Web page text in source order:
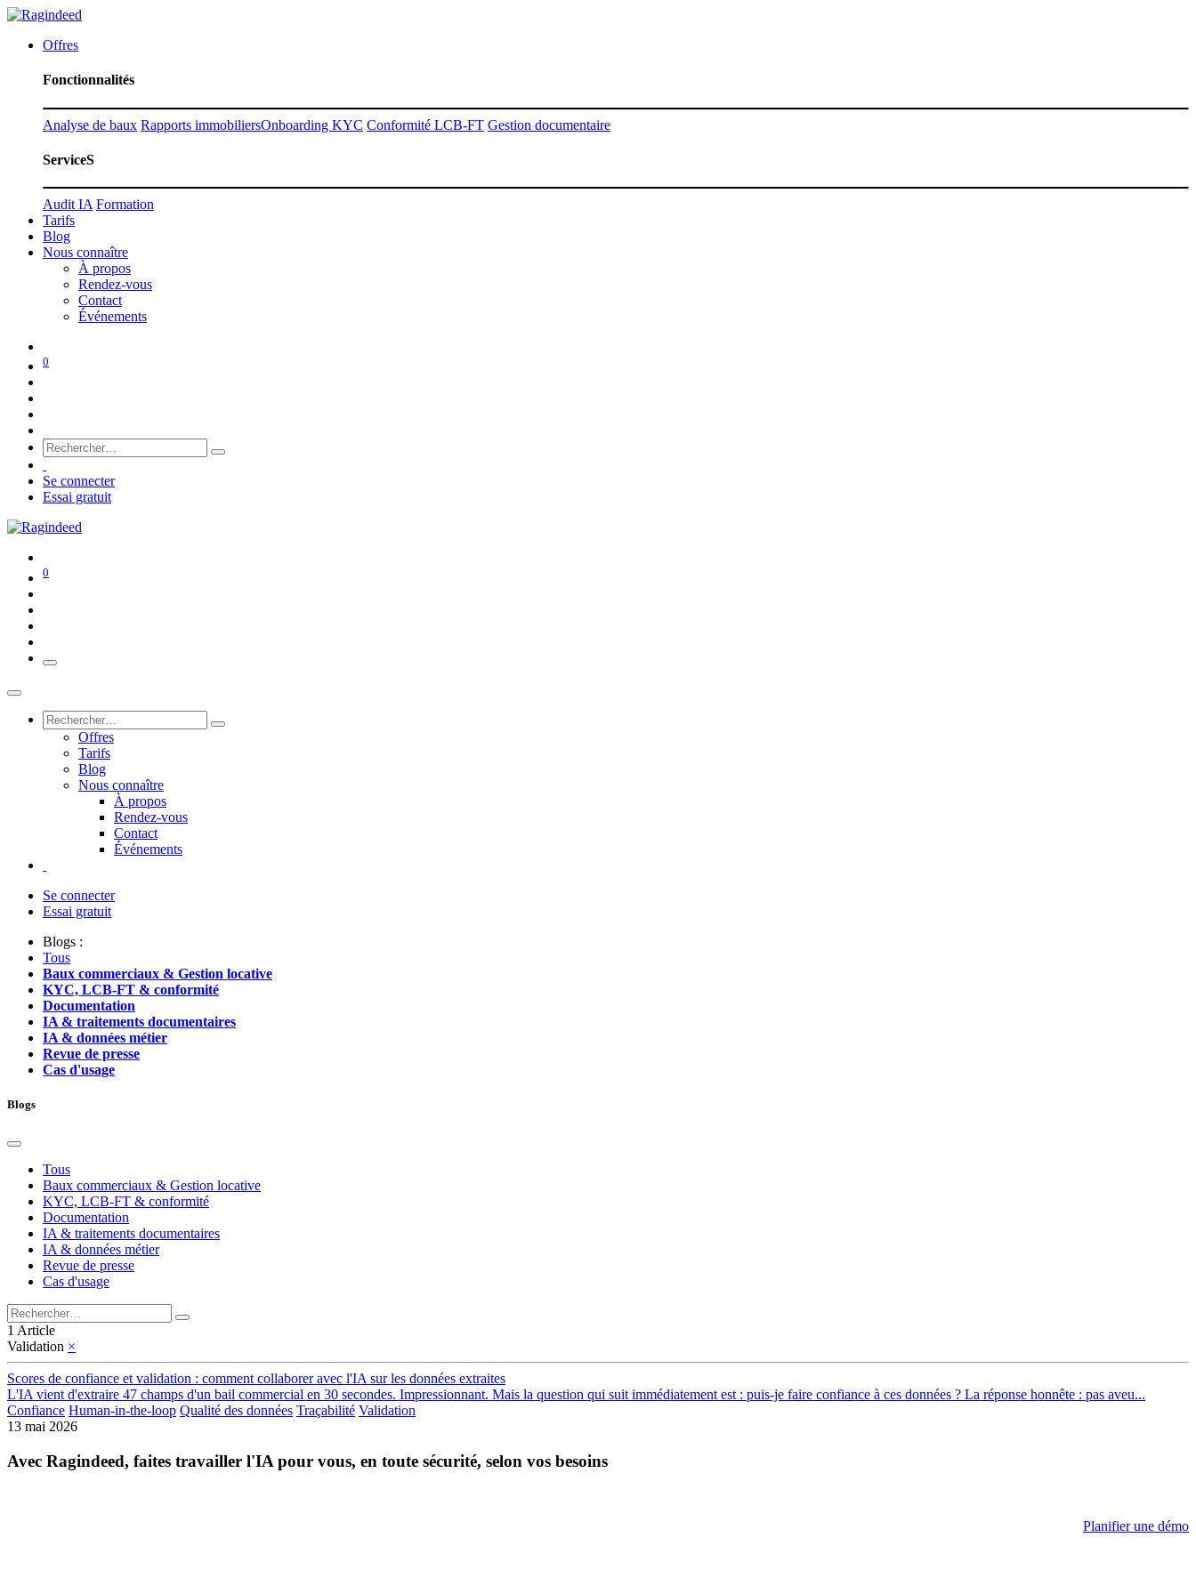
Offres
Fonctionnalités
Analyse de baux Rapports immobiliersOnboarding KYC Conformité LCB-FT Gestion documentaire
ServiceS
Audit IA Formation
Tarifs
Blog
Nous connaître
À propos
Rendez-vous
Contact
Événements
0
Se connecter
Essai gratuit
0
Offres
Tarifs
Blog
Nous connaître
À propos
Rendez-vous
Contact
Événements
Se connecter
Essai gratuit
Blogs :
Tous
Baux commerciaux & Gestion locative
KYC, LCB-FT & conformité
Documentation
IA & traitements documentaires
IA & données métier
Revue de presse
Cas d'usage
Blogs
Tous
Baux commerciaux & Gestion locative
KYC, LCB-FT & conformité
Documentation
IA & traitements documentaires
IA & données métier
Revue de presse
Cas d'usage
1 Article
Validation ×
Scores de confiance et validation : comment collaborer avec l'IA sur les données extraites
L'IA vient d'extraire 47 champs d'un bail commercial en 30 secondes. Impressionnant. Mais la question qui suit immédiatement est : puis-je faire confiance à ces données ? La réponse honnête : pas aveu...
Confiance Human-in-the-loop Qualité des données Traçabilité Validation
13 mai 2026
Avec Ragindeed, faites travailler l'IA pour vous, en toute sécurité, selon vos besoins
Planifier une démo